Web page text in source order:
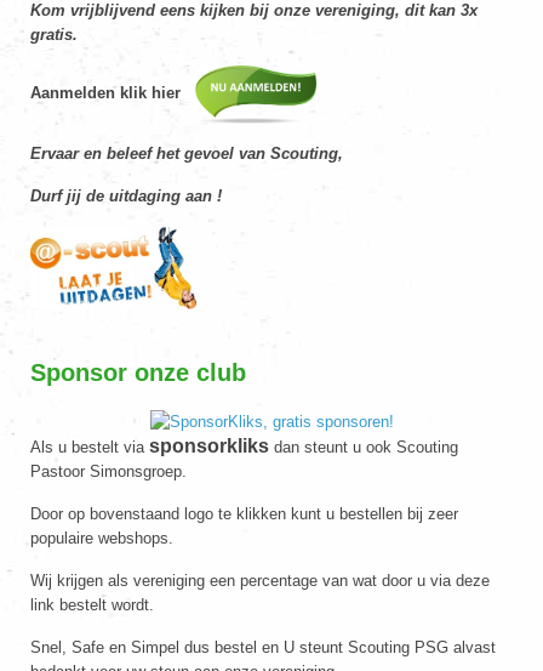
Kom vrijblijvend eens kijken bij onze vereniging, dit kan 3x
gratis.
Aanmelden klik hier
Ervaar en beleef het gevoel van Scouting,
Durf jij de uitdaging aan !
Sponsor onze club
Als u bestelt via sponsorkliks dan steunt u ook Scouting
Pastoor Simonsgroep.
Door op bovenstaand logo te klikken kunt u bestellen bij zeer
populaire webshops.
Wij krijgen als vereniging een percentage van wat door u via deze
link bestelt wordt.
Snel, Safe en Simpel dus bestel en U steunt Scouting PSG alvast